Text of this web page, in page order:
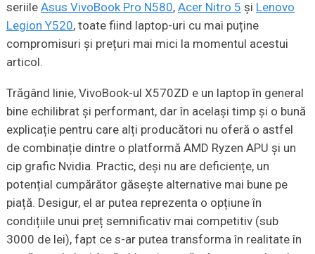
seriile Asus VivoBook Pro N580, Acer Nitro 5 și Lenovo
Legion Y520, toate fiind laptop-uri cu mai puține
compromisuri și prețuri mai mici la momentul acestui
articol.
Trăgând linie, VivoBook-ul X570ZD e un laptop în general
bine echilibrat și performant, dar în același timp și o bună
explicație pentru care alți producători nu oferă o astfel
de combinație dintre o platformă AMD Ryzen APU și un
cip grafic Nvidia. Practic, deși nu are deficiențe, un
potențial cumpărător găsește alternative mai bune pe
piață. Desigur, el ar putea reprezenta o opțiune în
condițiile unui preț semnificativ mai competitiv (sub
3000 de lei), fapt ce s-ar putea transforma în realitate în